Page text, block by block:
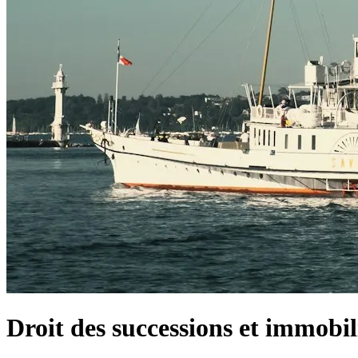
Droit des successions et